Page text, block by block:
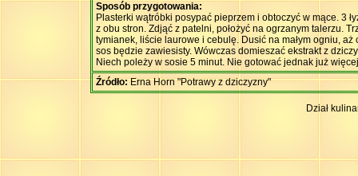
Sposób przygotowania:
Plasterki wątróbki posypać pieprzem i obtoczyć w mące. 3
z obu stron. Zdjąć z patelni, położyć na ogrzanym talerzu.
tymianek, liście laurowe i cebulę. Dusić na małym ogniu,
sos będzie zawiesisty. Wówczas domieszać ekstrakt z
Niech poleży w sosie 5 minut. Nie gotować jednak już
Źródło:Erna Horn "Potrawy z dziczyzny"
Dział